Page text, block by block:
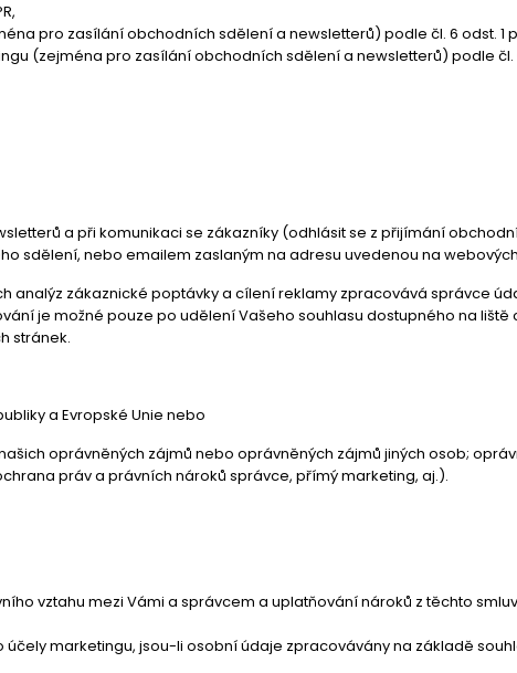
pro zasílání obchodních sdělení a newsletterů) podle čl. 6 odst. 1
(zejména pro zasílání obchodních sdělení a newsletterů) podle čl. 6
a při komunikaci se zákazníky (odhlásit se z přijímání
sdělení, nebo emailem zaslaným na adresu uvedenou na
analýz zákaznické poptávky a cílení reklamy zpracovává správce
je možné pouze po udělení Vašeho souhlasu dostupného na
stránek.
a Evropské Unie nebo
oprávněných zájmů nebo oprávněných zájmů jiných osob;
práv a právních nároků správce, přímý marketing, aj.).
vztahu mezi Vámi a správcem a uplatňování nároků z těchto
marketingu, jsou-li osobní údaje zpracovávány na základě